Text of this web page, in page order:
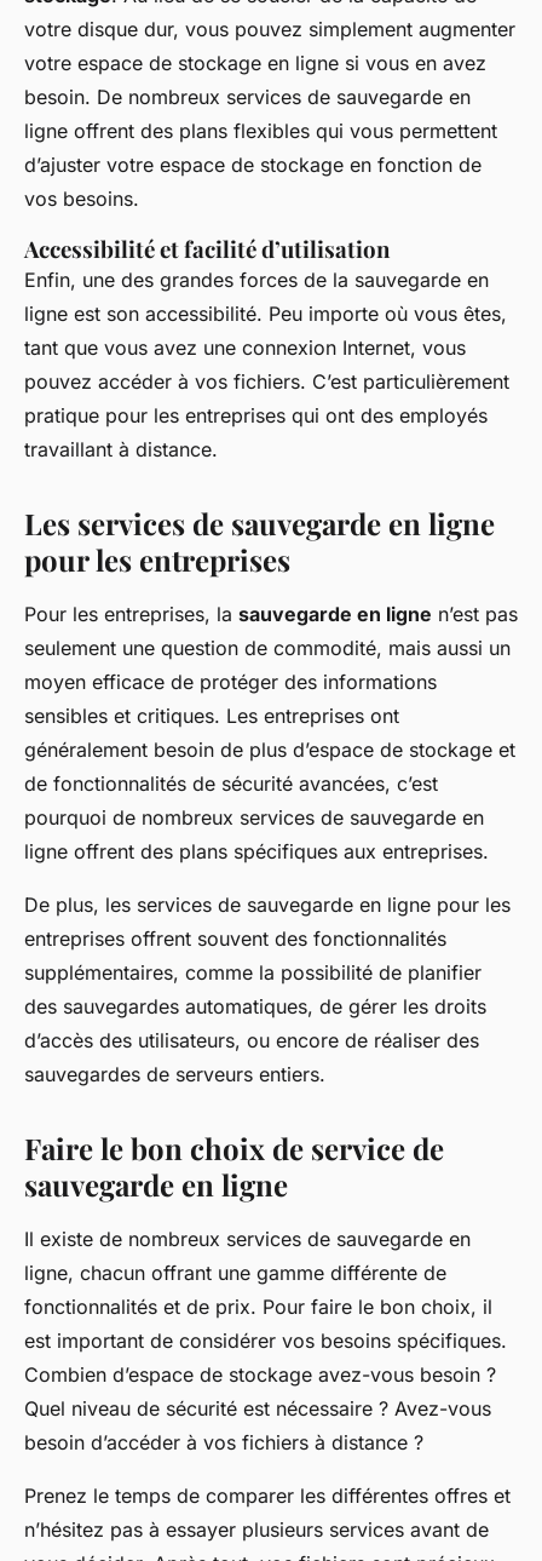
votre disque dur, vous pouvez simplement augmenter
votre espace de stockage en ligne si vous en avez
besoin. De nombreux services de sauvegarde en
ligne offrent des plans flexibles qui vous permettent
d’ajuster votre espace de stockage en fonction de
vos besoins.
Accessibilité et facilité d’utilisation
Enfin, une des grandes forces de la sauvegarde en
ligne est son accessibilité. Peu importe où vous êtes,
tant que vous avez une connexion Internet, vous
pouvez accéder à vos fichiers. C’est particulièrement
pratique pour les entreprises qui ont des employés
travaillant à distance.
Les services de sauvegarde en ligne
pour les entreprises
Pour les entreprises, la sauvegarde en ligne n’est pas
seulement une question de commodité, mais aussi un
moyen efficace de protéger des informations
sensibles et critiques. Les entreprises ont
généralement besoin de plus d’espace de stockage et
de fonctionnalités de sécurité avancées, c’est
pourquoi de nombreux services de sauvegarde en
ligne offrent des plans spécifiques aux entreprises.
De plus, les services de sauvegarde en ligne pour les
entreprises offrent souvent des fonctionnalités
supplémentaires, comme la possibilité de planifier
des sauvegardes automatiques, de gérer les droits
d’accès des utilisateurs, ou encore de réaliser des
sauvegardes de serveurs entiers.
Faire le bon choix de service de
sauvegarde en ligne
Il existe de nombreux services de sauvegarde en
ligne, chacun offrant une gamme différente de
fonctionnalités et de prix. Pour faire le bon choix, il
est important de considérer vos besoins spécifiques.
Combien d’espace de stockage avez-vous besoin ?
Quel niveau de sécurité est nécessaire ? Avez-vous
besoin d’accéder à vos fichiers à distance ?
Prenez le temps de comparer les différentes offres et
n’hésitez pas à essayer plusieurs services avant de